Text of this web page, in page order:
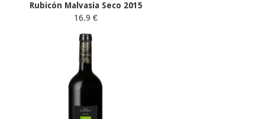
Rubicón Malvasía Seco 2015
16.9 €